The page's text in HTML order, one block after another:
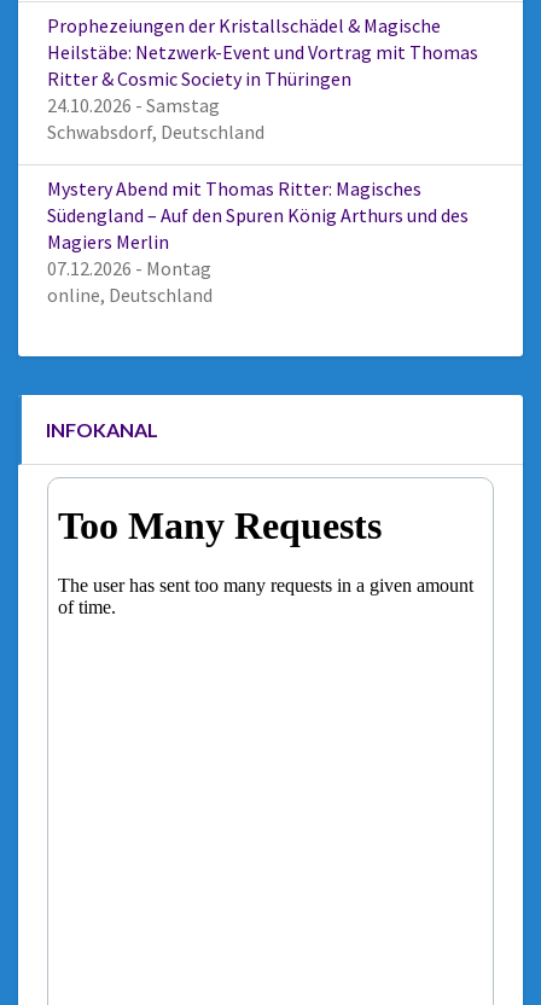
Prophezeiungen der Kristallschädel & Magische
Heilstäbe: Netzwerk-Event und Vortrag mit Thomas
Ritter & Cosmic Society in Thüringen
24.10.2026 - Samstag
Schwabsdorf, Deutschland
Mystery Abend mit Thomas Ritter: Magisches
Südengland – Auf den Spuren König Arthurs und des
Magiers Merlin
07.12.2026 - Montag
online, Deutschland
INFOKANAL